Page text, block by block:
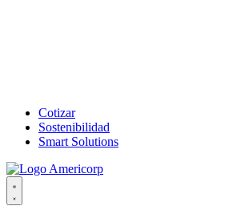
Cotizar
Sostenibilidad
Smart Solutions